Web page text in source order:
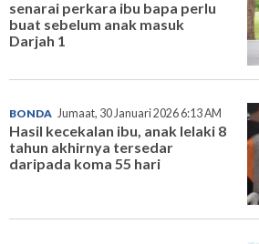
senarai perkara ibu bapa perlu
buat sebelum anak masuk
Darjah 1
BONDA Jumaat, 30 Januari 2026 6:13 AM
Hasil kecekalan ibu, anak lelaki 8
tahun akhirnya tersedar
daripada koma 55 hari